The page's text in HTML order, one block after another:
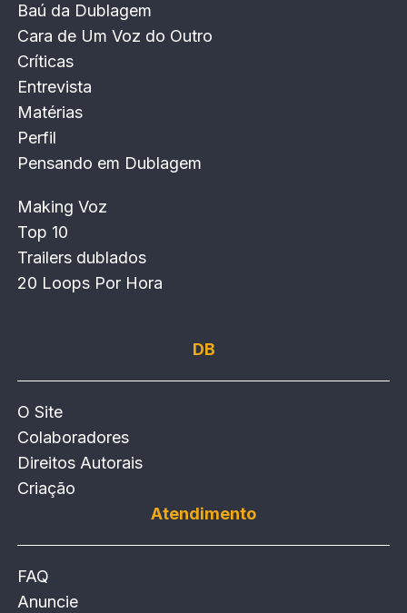
Baú da Dublagem
Cara de Um Voz do Outro
Críticas
Entrevista
Matérias
Perfil
Pensando em Dublagem
Making Voz
Top 10
Trailers dublados
20 Loops Por Hora
DB
O Site
Colaboradores
Direitos Autorais
Criação
Atendimento
FAQ
Anuncie